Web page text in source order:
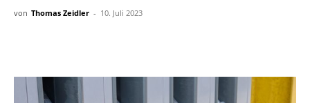
von Thomas Zeidler - 10. Juli 2023